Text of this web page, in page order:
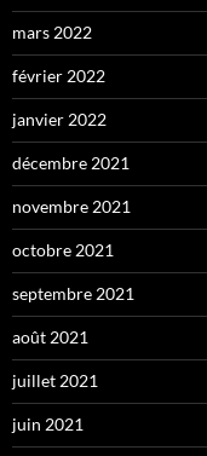
mars 2022
février 2022
janvier 2022
décembre 2021
novembre 2021
octobre 2021
septembre 2021
août 2021
juillet 2021
juin 2021